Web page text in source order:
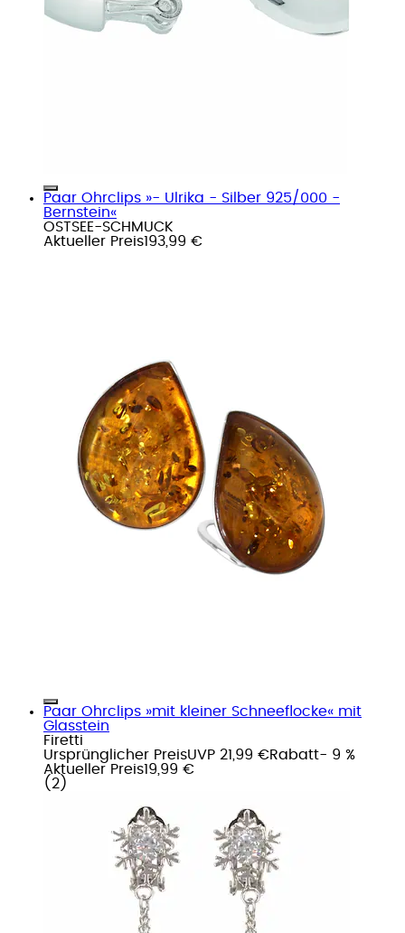
Paar Ohrclips »- Ulrika - Silber 925/000 -
Bernstein«
OSTSEE-SCHMUCK
Aktueller Preis193,99 €
Paar Ohrclips »mit kleiner Schneeflocke« mit
Glasstein
Firetti
Ursprünglicher PreisUVP 21,99 €Rabatt- 9 %
Aktueller Preis19,99 €
( 2 )